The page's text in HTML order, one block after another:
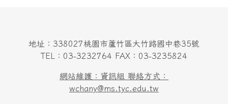
地址：338027桃園市蘆竹區大竹路國中巷35號
TEL：03-3232764 FAX：03-3235824
網站維護：資訊組 聯絡方式：
wchany@ms.tyc.edu.tw